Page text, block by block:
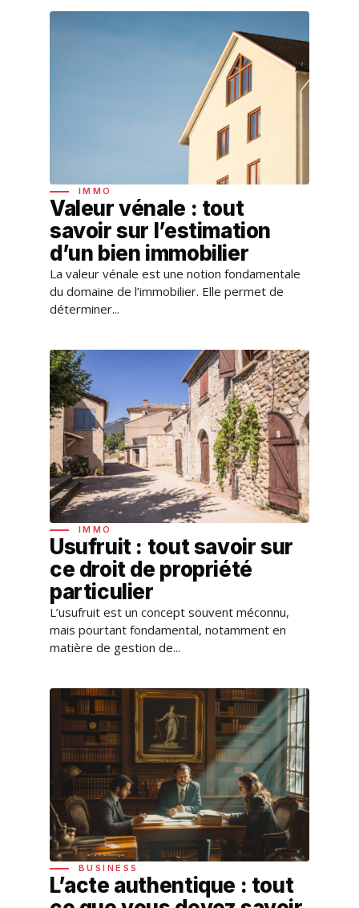
IMMO
Valeur vénale : tout
savoir sur l’estimation
d’un bien immobilier
La valeur vénale est une notion fondamentale
du domaine de l’immobilier. Elle permet de
déterminer...
IMMO
Usufruit : tout savoir sur
ce droit de propriété
particulier
L’usufruit est un concept souvent méconnu,
mais pourtant fondamental, notamment en
matière de gestion de...
BUSINESS
L’acte authentique : tout